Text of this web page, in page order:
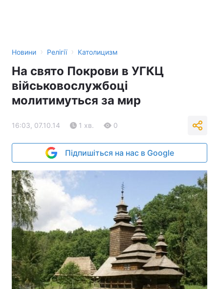
Новини › Релігії › Католицизм
На свято Покрови в УГКЦ
військовослужбоці
молитимуться за мир
16:03, 07.10.14 1 хв. 0
Підпишіться на нас в Google